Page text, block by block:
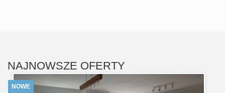
NAJNOWSZE OFERTY
NOWE